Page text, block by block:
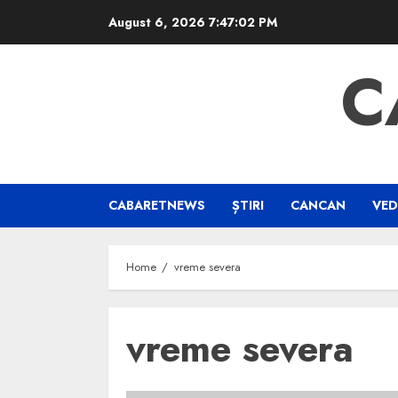
August 6, 2026 7:47:03 PM
CABARETNEWS ȘTIRI CANCAN
Home vreme severa
vreme severa